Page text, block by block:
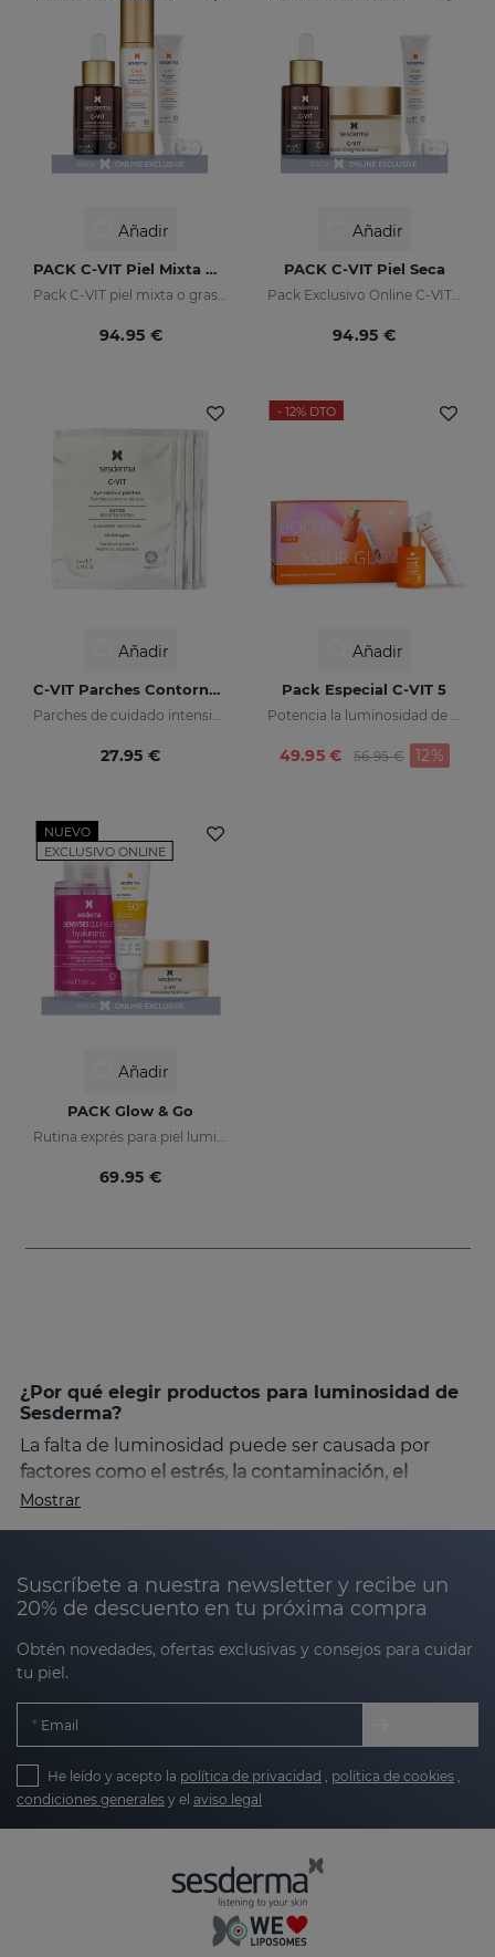
Añadir
PACK C-VIT Piel Mixta O Grasa
Pack C-VIT piel mixta o grasa - exclusivo online
94.95 €
Añadir
PACK C-VIT Piel Seca
Pack Exclusivo Online C-VIT Piel Seca
94.95 €
Añadir
C-VIT Parches Contorno De Ojos
Parches de cuidado intensivo que devolverán a tu mirada un aspecto saludable e incrementarán su luminosidad
27.95 €
- 12% DTO
Añadir
Pack Especial C-VIT 5
Potencia la luminosidad de tu piel
Price reduced
56.95 €
to 12%
49.95 €
NUEVO
EXCLUSIVO ONLINE
Añadir
PACK Glow & Go
69.95 €
¿Por qué elegir productos para luminosidad de
Sesderma?
La falta de luminosidad puede ser causada por
factores como el estrés, la contaminación, el
envejecimiento o la exposición al sol
hemos desarrollado una línea específica para
innovadores que revitalizan la piel, aportan brillo y
unifican el tono.
Nuestros productos están diseñados para:
Devolver la vitalidad y luz natural:
Unificar el tono:reducen pequeñas
irregularidades y promueven una apariencia
Proteger frente a agresiones externas:
a antioxidantes avanzados, tu piel estará
preparada para enfrentar las agresiones de
Mostrar
Suscríbete a nuestra newsletter y recibe un
20% de descuento en tu próxima compra
Obtén novedades, ofertas exclusivas y consejos para cuidar
tu piel.
Email
He leído y acepto la política de privacidad política de cookies
condiciones generales y el aviso legal